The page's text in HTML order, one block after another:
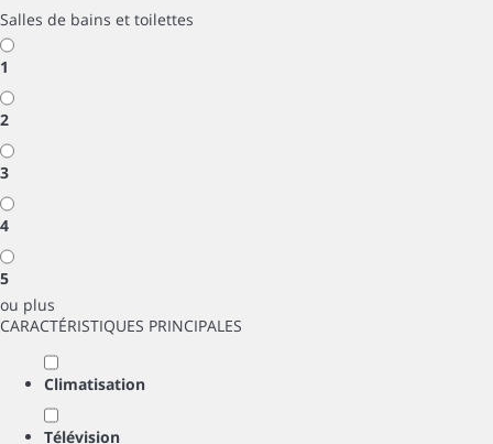
Salles de bains et toilettes
1
2
3
4
5
ou plus
CARACTÉRISTIQUES PRINCIPALES
Climatisation
Télévision